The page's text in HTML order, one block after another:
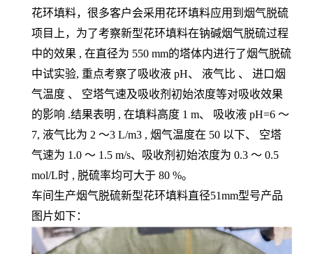
花环填料，很多客户会采用花环填料应用到烟气脱硫
项目上，为了考察新型花环填料在钠碱烟气脱硫过程
中的效果 , 在直径为 550 mm的塔体内进行了烟气脱硫
中试实验, 重点考察了吸收液 pH、 液气比 、 进口烟
气温度 、 空塔气速及吸收剂初始浓度等对吸收效果
的影响 .结果表明 , 在填料高度 1 m、 吸收液 pH=6 ～
7, 液气比为 2 ～3 L/m3 , 烟气温度在 50 以下、 空塔
气速为 1.0 ～ 1.5 m/s、吸收剂初始浓度为 0.3 ～ 0.5
mol/L时 , 脱硫率均可大于 80 %。
车间生产烟气脱硫新型花环填料直径51mm型号产品
图片如下：